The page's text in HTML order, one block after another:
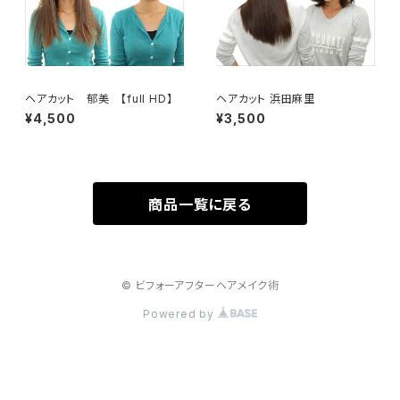
ヘアカット 郁美 【full HD】
¥4,500
ヘアカット 浜田麻里
¥3,500
商品一覧に戻る
© ビフォーアフターヘアメイク術
Powered by